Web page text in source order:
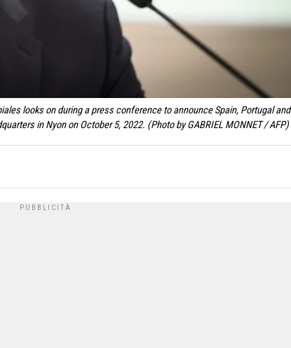
looks on during a press conference to announce Spain, Portugal and
in Nyon on October 5, 2022. (Photo by GABRIEL MONNET / AFP)